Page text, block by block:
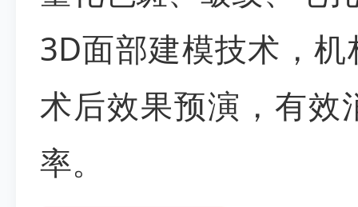
3D面部建模技术，
术后效果预演，有效
率。